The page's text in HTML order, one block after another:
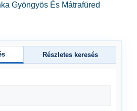
Gyöngyös És Mátrafüred
Részletes keresés